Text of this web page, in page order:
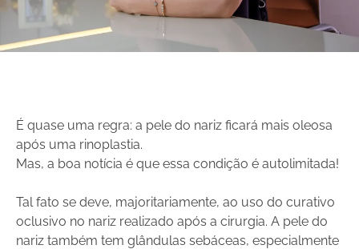
É quase uma regra: a pele do nariz ficará mais oleosa
após uma rinoplastia.
Mas, a boa notícia é que essa condição é autolimitada!
Tal fato se deve, majoritariamente, ao uso do curativo
oclusivo no nariz realizado após a cirurgia. A pele do
nariz também tem glândulas sebáceas, especialmente